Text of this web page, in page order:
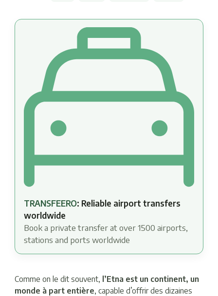
TRANSFEERO: Reliable airport transfers
worldwide
Book a private transfer at over 1500 airports,
stations and ports worldwide
Comme on le dit souvent, l’Etna est un continent, un
monde à part entière, capable d’offrir des dizaines